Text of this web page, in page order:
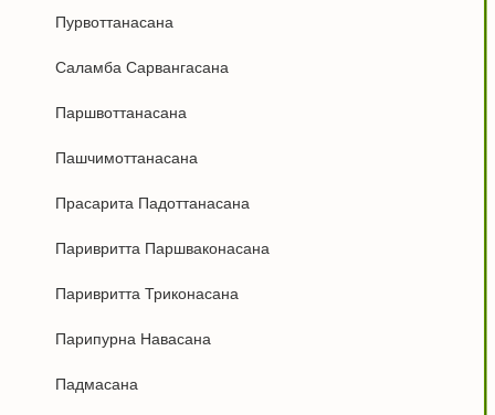
Пурвоттанасана
Саламба Сарвангасана
Паршвоттанасана
Пашчимоттанасана
Прасарита Падоттанасана
Паривритта Паршваконасана
Паривритта Триконасана
Парипурна Навасана
Падмасана